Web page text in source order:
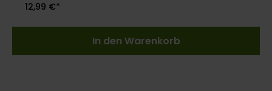
12,99 €*
In den Warenkorb